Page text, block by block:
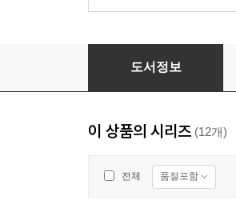
달콤한 음악이론 솜사탕 11
도서정보
이 상품의 시리즈 (12개)
전체 품절포함